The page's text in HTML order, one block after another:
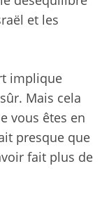
et les
implique
Mais cela
vous êtes en
presque que
fait plus de